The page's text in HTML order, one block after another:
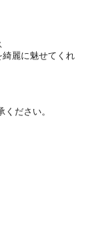
麗に魅せてくれ
ださい。